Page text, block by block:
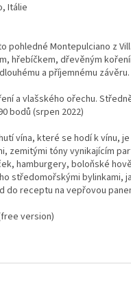
Itálie
pohledné Montepulciano z
hřebíčkem, dřevěným
a příjemnému závěru.
a vlašského ořechu.
bodů (srpen 2022)
vína, které se hodí k
zemitými tóny vynikajícím
hamburgery, boloňské
středomořskými bylinkami,
do receptu na vepřovou
version)